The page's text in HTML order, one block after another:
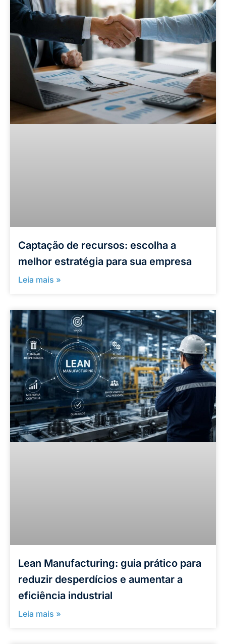
Captação de recursos: escolha a
melhor estratégia para sua empresa
Leia mais »
Lean Manufacturing: guia prático para
reduzir desperdícios e aumentar a
eficiência industrial
Leia mais »